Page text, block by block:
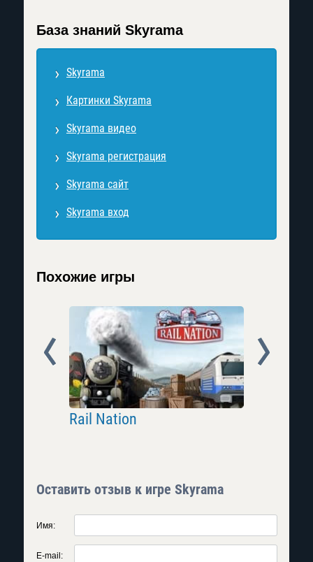
База знаний Skyrama
Skyrama
Картинки Skyrama
Skyrama видео
Skyrama регистрация
Skyrama сайт
Skyrama вход
Похожие игры
Rail Nation
Оставить отзыв к игре Skyrama
Имя:
E-mail: